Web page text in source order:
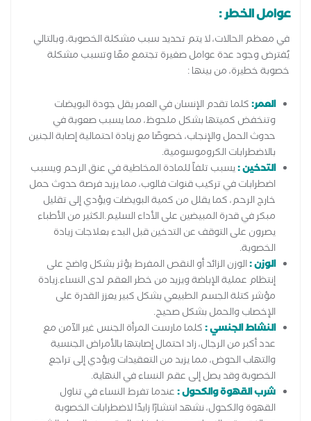
عوامل الخطر :
في معظم الحالات، لا يتم تحديد سبب مشكلة الخصوبة، وبالتالي
يُفترض وجود عدة عوامل صغيرة تجتمع معًا وتسبب مشكلة
خصوبة خطيرة، من بينها :
العمر:كلما تقدم الإنسان في العمر يقل جودة البويضات
وتنخفض كميتها بشكل ملحوظ، مما يسبب صعوبة في
حدوث الحمل والإنجاب، خصوصًا مع زيادة احتمالية إصابة الجنين
بالاضطرابات الكروموسومية.
التدخين :يسبب تلفاً للمادة المخاطية في عنق الرحم ويسبب
اضطرابات في تركيب قنوات فالوب، مما يزيد فرصة حدوث حمل
خارج الرحم، كما يقلل من كمية البويضات ويؤدي إلى تقليل
مبكر في قدرة المبيضين على الأداء السليم.الكثير من الأطباء
يصرون على التوقف عن التدخين قبل البدء بعلاجات زيادة
الخصوبة.
الوزن :الوزن الزائد أو النقص المفرط يؤثر بشكل واضح على
إنتظام عملية الإباضة ويزيد من خطر العقم لدى النساء.زيادة
مؤشر كتلة الجسم الطبيعي بشكل كبير يعزز القدرة على
الإخصاب والحمل بشكل صحيح.
النشاط الجنسي :كلما مارست المرأة الجنس غير الآمن مع
عدد أكبر من الرجال، زاد احتمال إصابتها بالأمراض الجنسية
والتهاب الحوض، مما يزيد من التعقيدات ويؤدي إلى تراجع
الخصوبة وقد يصل إلى عقم النساء في النهاية.
شرب القهوة والكحول :عندما تفرط النساء في تناول
القهوة والكحول، نشهد انتشارًا زايدًا لاضطرابات الخصوبة